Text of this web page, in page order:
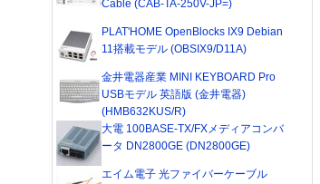
Cable (CAB-TA-250V-JP=)
PLAT'HOME OpenBlocks IX9 Debian
11搭載モデル (OBSIX9/D11A)
金井電器産業 MINI KEYBOARD Pro
USBモデル 英語版 (金井電器)
(HMB632KUS/R)
大電 100BASE-TX/FXメディアコンバ
ータ DN2800GE (DN2800GE)
エイム電子 光ファイバーケーブル